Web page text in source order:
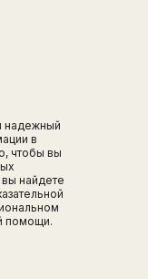
надежный
в
чтобы вы
найдете
помощи.